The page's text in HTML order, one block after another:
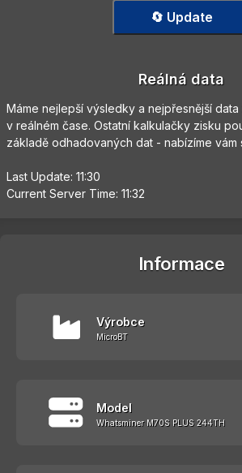
🔄 Update
Reálná data
Máme nejlepší výsledky a nejpřesnější
v reálném čase. Ostatní kalkulačky zisku
základě odhadovaných dat - nabízíme
Last Update: 11:30
Current Server Time: 11:32
Informace
Výrobce
MicroBT
Model
Whatsminer M70S PLUS 244TH